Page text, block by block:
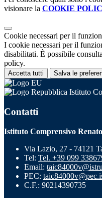
visionare la COOKIE
Cookie necessari per il
I cookie necessari per il
disabilitati. È possibile
policy.
Accetta tutti Salva le
Istituto
Contatti
Istituto Comprensivo
Via Lazio, 27 - 74121
Tel: Tel. +39 099
Email:
PEC:
C.F.: 90214390735